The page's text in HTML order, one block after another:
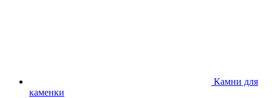
Камни для
каменки